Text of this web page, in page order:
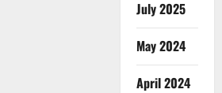
July 2025
May 2024
April 2024